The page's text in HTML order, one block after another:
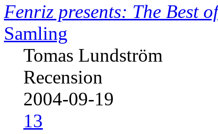
Fenriz presents: The Best
Samling
Tomas Lundström
Recension
2004-09-19
13